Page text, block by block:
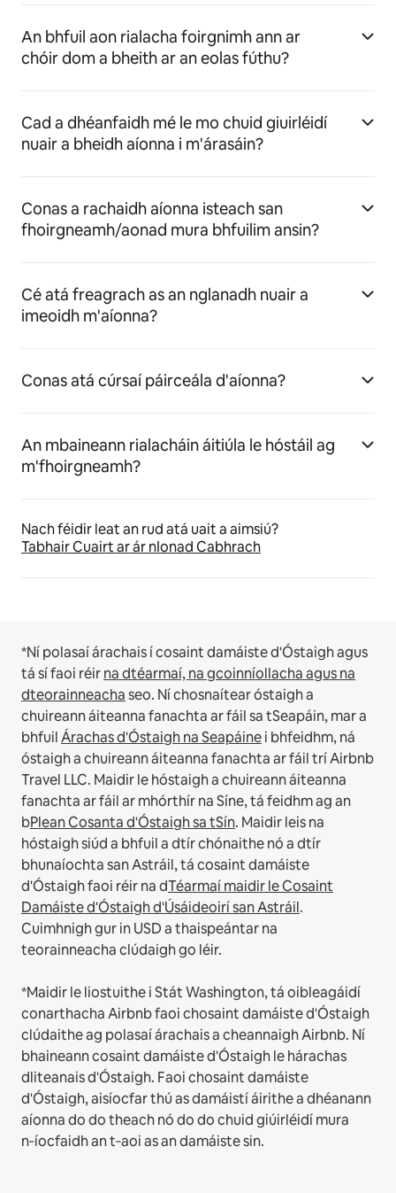
An bhfuil aon rialacha foirgnimh ann ar
chóir dom a bheith ar an eolas fúthu?
Cad a dhéanfaidh mé le mo chuid giuirléidí
nuair a bheidh aíonna i m'árasáin?
Conas a rachaidh aíonna isteach san
fhoirgneamh/aonad mura bhfuilim ansin?
Cé atá freagrach as an nglanadh nuair a
imeoidh m'aíonna?
Conas atá cúrsaí páirceála d'aíonna?
An mbaineann rialacháin áitiúla le hóstáil ag
m'fhoirgneamh?
Nach féidir leat an rud atá uait a aimsiú?
Tabhair Cuairt ar ár nIonad Cabhrach
*Ní polasaí árachais í cosaint damáiste d'Óstaigh agus
tá sí faoi réirna dtéarmaí, na gcoinníollacha agus na
dteorainneachaseo. Ní chosnaítear óstaigh a
chuireann áiteanna fanachta ar fáil sa tSeapáin, mar a
bhfuilÁrachas d'Óstaigh na Seapáinei bhfeidhm, ná
óstaigh a chuireann áiteanna fanachta ar fáil trí Airbnb
Travel LLC. Maidir le hóstaigh a chuireann áiteanna
fanachta ar fáil ar mhórthír na Síne, tá feidhm ag an
bPlean Cosanta d'Óstaigh sa tSín. Maidir leis na
hóstaigh siúd a bhfuil a dtír chónaithe nó a dtír
bhunaíochta san Astráil, tá cosaint damáiste
d'Óstaigh faoi réir na dTéarmaí maidir le Cosaint
Damáiste d'Óstaigh d'Úsáideoirí san Astráil.
Cuimhnigh gur in USD a thaispeántar na
teorainneacha clúdaigh go léir.
*Maidir le liostuithe i Stát Washington, tá oibleagáidí
conarthacha Airbnb faoi chosaint damáiste d'Óstaigh
clúdaithe ag polasaí árachais a cheannaigh Airbnb. Ní
bhaineann cosaint damáiste d'Óstaigh le hárachas
dliteanais d'Óstaigh. Faoi chosaint damáiste
d'Óstaigh, aisíocfar thú as damáistí áirithe a dhéanann
aíonna do do theach nó do do chuid giúirléidí mura
n‑íocfaidh an t‑aoi as an damáiste sin.